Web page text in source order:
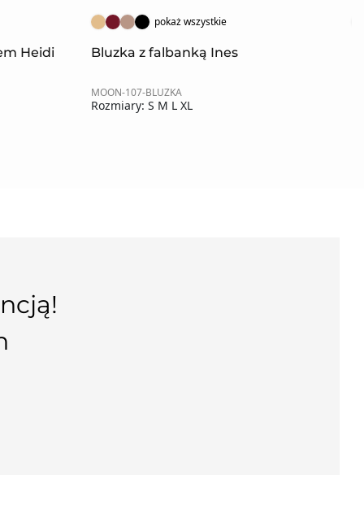
Heidi
pokaż wszystkie
Bluzka z falbanką Ines
MOON-107-BLUZKA
Rozmiary: S M L XL